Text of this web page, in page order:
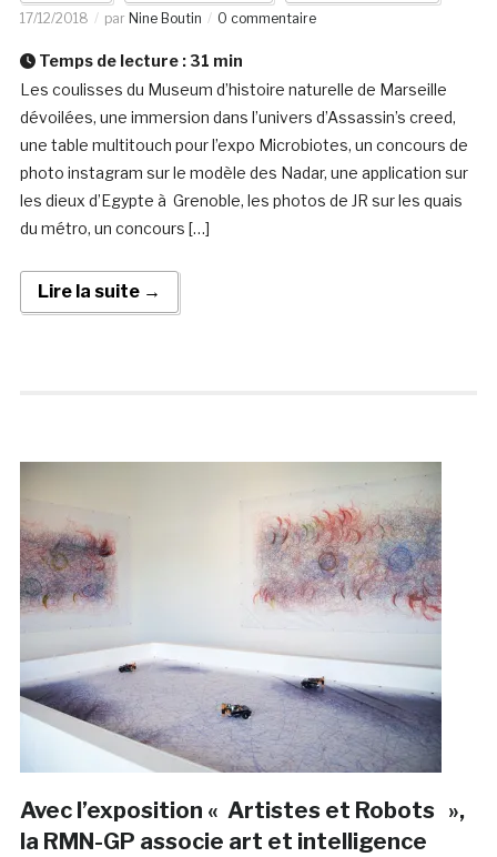
17/12/2018 par Nine Boutin 0 commentaire
Temps de lecture : 31 min
Les coulisses du Museum d’histoire naturelle de Marseille
dévoilées, une immersion dans l’univers d’Assassin’s creed,
une table multitouch pour l’expo Microbiotes, un concours de
photo instagram sur le modèle des Nadar, une application sur
les dieux d’Egypte à Grenoble, les photos de JR sur les quais
du métro, un concours […]
Lire la suite →
Avec l’exposition « Artistes et Robots »,
la RMN-GP associe art et intelligence